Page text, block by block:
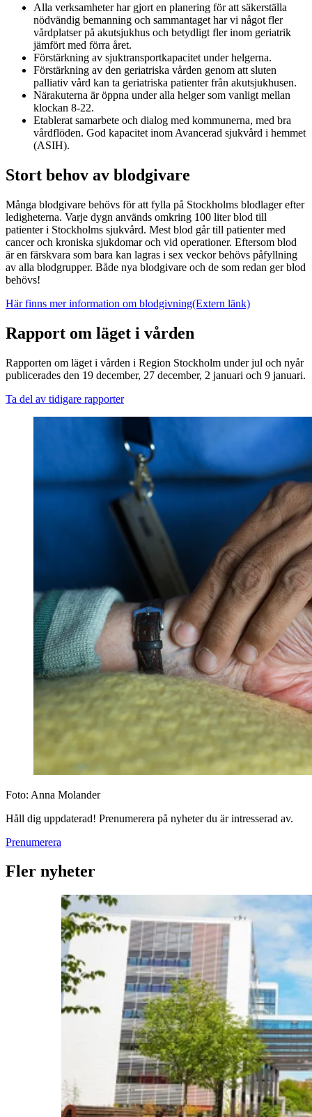
Alla verksamheter har gjort en planering för att säkerställa
nödvändig bemanning och sammantaget har vi något fler
vårdplatser på akutsjukhus och betydligt fler inom geriatrik
jämfört med förra året.
Förstärkning av sjuktransportkapacitet under helgerna.
Förstärkning av den geriatriska vården genom att sluten
palliativ vård kan ta geriatriska patienter från akutsjukhusen.
Närakuterna är öppna under alla helger som vanligt mellan
klockan 8-22.
Etablerat samarbete och dialog med kommunerna, med bra
vårdflöden. God kapacitet inom Avancerad sjukvård i hemmet
(ASIH).
Stort behov av blodgivare
Många blodgivare behövs för att fylla på Stockholms blodlager efter
ledigheterna. Varje dygn används omkring 100 liter blod till
patienter i Stockholms sjukvård. Mest blod går till patienter med
cancer och kroniska sjukdomar och vid operationer. Eftersom blod
är en färskvara som bara kan lagras i sex veckor behövs påfyllning
av alla blodgrupper. Både nya blodgivare och de som redan ger blod
behövs!
Här finns mer information om blodgivning(Extern länk)
Rapport om läget i vården
Rapporten om läget i vården i Region Stockholm under jul och nyår
publicerades den 19 december, 27 december, 2 januari och 9 januari.
Ta del av tidigare rapporter
Foto: Anna Molander
Håll dig uppdaterad! Prenumerera på nyheter du är intresserad av.
Prenumerera
Fler nyheter